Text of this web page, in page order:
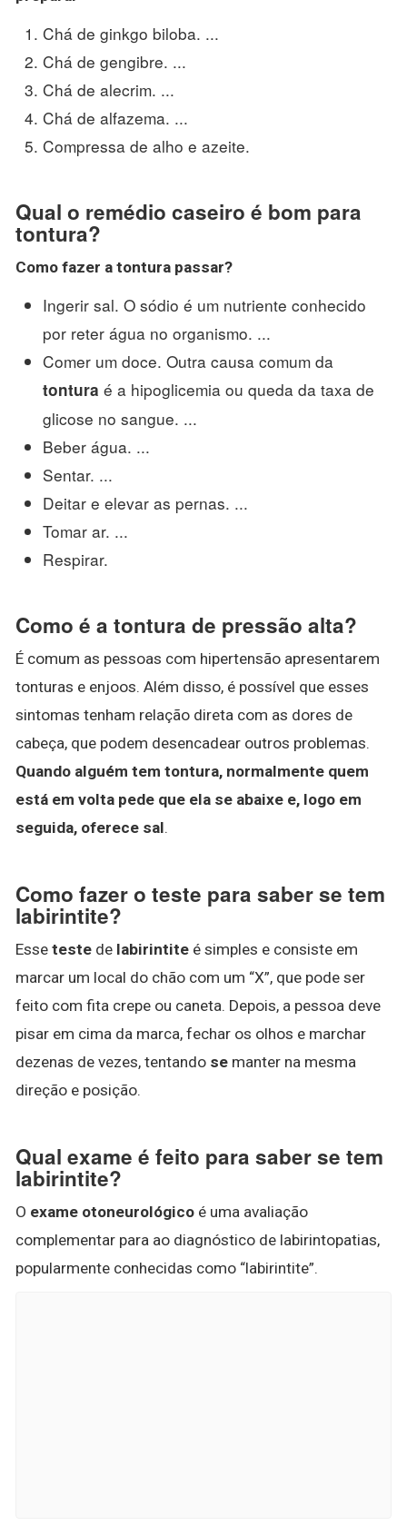
Chá de ginkgo biloba. ...
Chá de gengibre. ...
Chá de alecrim. ...
Chá de alfazema. ...
Compressa de alho e azeite.
Qual o remédio caseiro é bom para
tontura?
Como fazer a tontura passar?
Ingerir sal. O sódio é um nutriente conhecido
por reter água no organismo. ...
Comer um doce. Outra causa comum da
tontura é a hipoglicemia ou queda da taxa de
glicose no sangue. ...
Beber água. ...
Sentar. ...
Deitar e elevar as pernas. ...
Tomar ar. ...
Respirar.
Como é a tontura de pressão alta?
É comum as pessoas com hipertensão apresentarem
tonturas e enjoos. Além disso, é possível que esses
sintomas tenham relação direta com as dores de
cabeça, que podem desencadear outros problemas.
Quando alguém tem tontura, normalmente quem
está em volta pede que ela se abaixe e, logo em
seguida, oferece sal.
Como fazer o teste para saber se tem
labirintite?
Esse teste de labirintite é simples e consiste em
marcar um local do chão com um “X”, que pode ser
feito com fita crepe ou caneta. Depois, a pessoa deve
pisar em cima da marca, fechar os olhos e marchar
dezenas de vezes, tentando se manter na mesma
direção e posição.
Qual exame é feito para saber se tem
labirintite?
O exame otoneurológico é uma avaliação
complementar para ao diagnóstico de labirintopatias,
popularmente conhecidas como “labirintite”.